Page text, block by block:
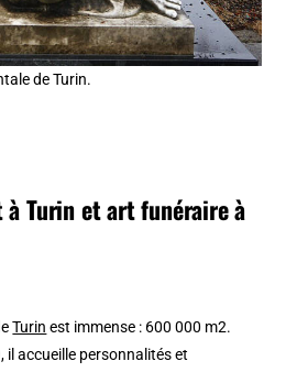
de Turin.
à Turin et art funéraire à
Turin est immense : 600 000 m2.
il accueille personnalités et